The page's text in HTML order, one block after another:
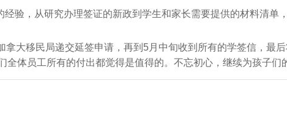
验，从研究办理签证的新政到学生和家长需要提供的材料清单
大移民局递交延签申请，再到5月中旬收到所有的学签信，最
体员工所有的付出都觉得是值得的。不忘初心，继续为孩子们